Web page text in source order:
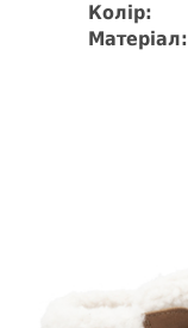
Колір:
Матеріал: